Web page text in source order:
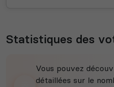
Statistiques des
Vous pouvez
détaillées sur le